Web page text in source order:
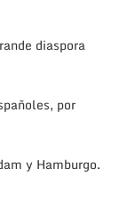
diaspora
por
y Hamburgo.